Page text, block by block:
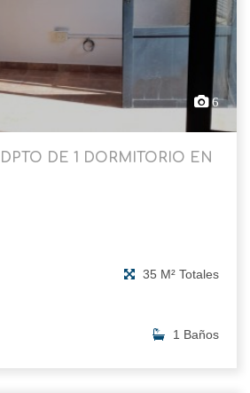
6
DE 1 DORMITORIO EN
35 M² Totales
1 Baños